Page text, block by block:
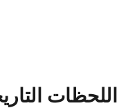
اللحظات